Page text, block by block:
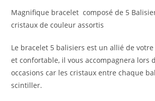
Magnifique bracelet composé de 5
cristaux de couleur assortis
Le bracelet 5 balisiers est un allié de
et confortable, il vous accompagnera lors
occasions car les cristaux entre chaque
scintiller.